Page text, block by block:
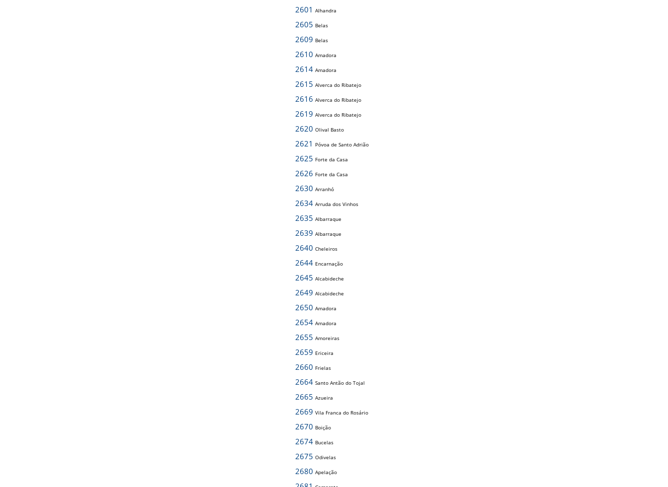
2601 Alhandra
2605 Belas
2609 Belas
2610 Amadora
2614 Amadora
2615 Alverca do Ribatejo
2616 Alverca do Ribatejo
2619 Alverca do Ribatejo
2620 Olival Basto
2621 Póvoa de Santo Adrião
2625 Forte da Casa
2626 Forte da Casa
2630 Arranhó
2634 Arruda dos Vinhos
2635 Albarraque
2639 Albarraque
2640 Cheleiros
2644 Encarnação
2645 Alcabideche
2649 Alcabideche
2650 Amadora
2654 Amadora
2655 Amoreiras
2659 Ericeira
2660 Frielas
2664 Santo Antão do Tojal
2665 Azueira
2669 Vila Franca do Rosário
2670 Boição
2674 Bucelas
2675 Odivelas
2680 Apelação